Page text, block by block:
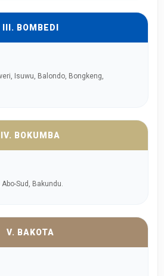
III. BOMBEDI
Isuwu, Balondo, Bongkeng,
IV. BOKUMBA
Sud, Bakundu.
V. BAKOTA